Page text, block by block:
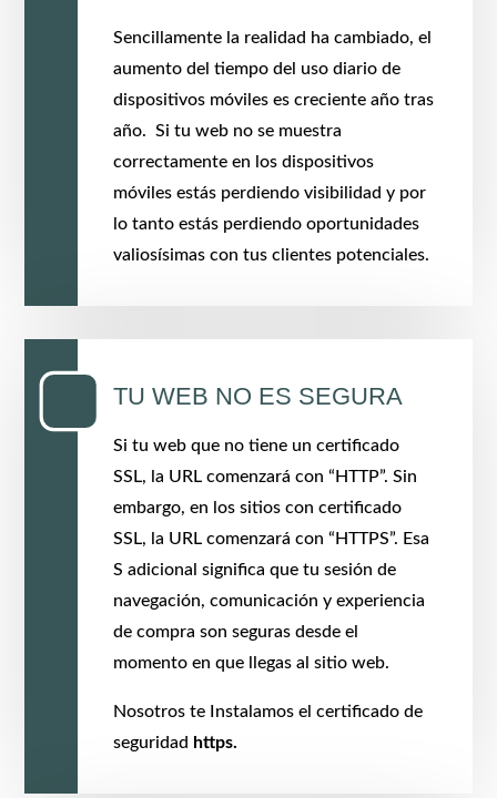
Sencillamente la realidad ha cambiado, el
aumento del tiempo del uso diario de
dispositivos móviles es creciente año tras
año. Si tu web no se muestra
correctamente en los dispositivos
móviles estás perdiendo visibilidad y por
lo tanto estás perdiendo oportunidades
valiosísimas con tus clientes potenciales.
TU WEB NO ES SEGURA
Si tu web que no tiene un certificado
SSL, la URL comenzará con “HTTP”. Sin
embargo, en los sitios con certificado
SSL, la URL comenzará con “HTTPS”. Esa
S adicional significa que tu sesión de
navegación, comunicación y experiencia
de compra son seguras desde el
momento en que llegas al sitio web.
Nosotros te
Instalamos el certificado de
seguridad https.